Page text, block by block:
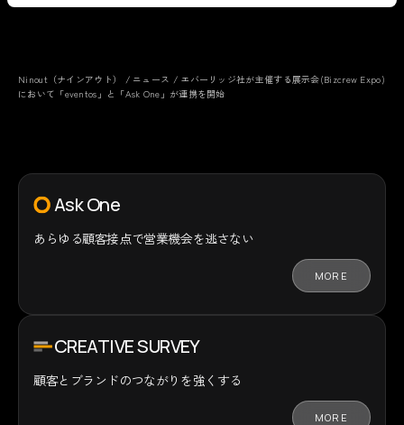
Ninout（ナインアウト） / ニュース / エバーリッジ社が主催する展示会(Bizcrew Expo)
において「eventos」と「Ask One」が連携を開始
Ask One
あらゆる顧客接点で営業機会を逃さない
MORE
CREATIVE SURVEY
顧客とブランドのつながりを強くする
MORE